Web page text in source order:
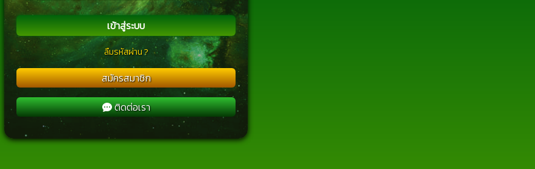
เข้าสู่ระบบ
ลืมรหัสผ่าน ?
สมัครสมาชิก
ติดต่อเรา